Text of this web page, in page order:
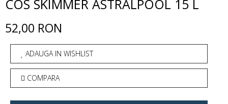
COS SKIMMER ASTRALPOOL 15 L
52,00 RON
ADAUGA IN WISHLIST
COMPARA